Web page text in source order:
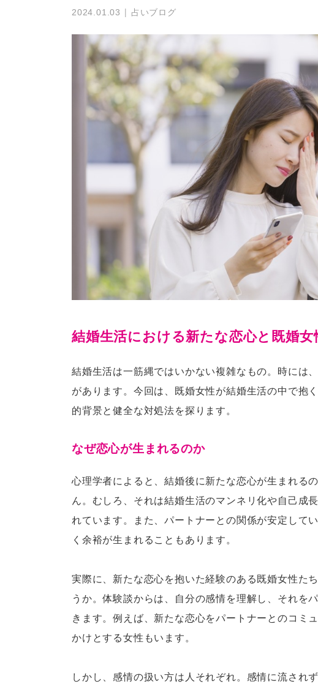
2024.01.03 占いブログ
結婚生活における新たな恋心と既婚
結婚生活は一筋縄ではいかない複雑なもの。時には
があります。今回は、既婚女性が結婚生活の中で抱
的背景と健全な対処法を探ります。
なぜ恋心が生まれるのか
心理学者によると、結婚後に新たな恋心が生まれる
ん。むしろ、それは結婚生活のマンネリ化や自己成
れています。また、パートナーとの関係が安定して
く余裕が生まれることもあります。
実際に、新たな恋心を抱いた経験のある既婚女性た
うか。体験談からは、自分の感情を理解し、それを
きます。例えば、新たな恋心をパートナーとのコミ
かけとする女性もいます。
しかし、感情の扱い方は人それぞれ。感情に流され